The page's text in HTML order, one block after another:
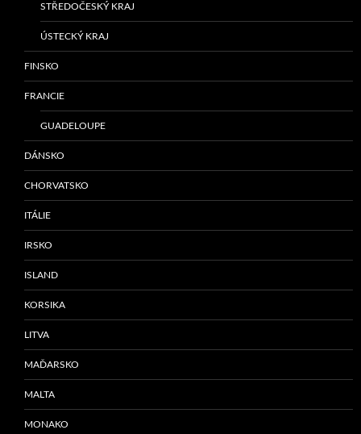
STŘEDOČESKÝ KRAJ
ÚSTECKÝ KRAJ
FINSKO
FRANCIE
GUADELOUPE
DÁNSKO
CHORVATSKO
ITÁLIE
IRSKO
ISLAND
KORSIKA
LITVA
MAĎARSKO
MALTA
MONAKO